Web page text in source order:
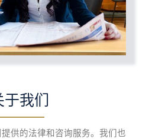
于我们
供的法律和咨询服务。我们也